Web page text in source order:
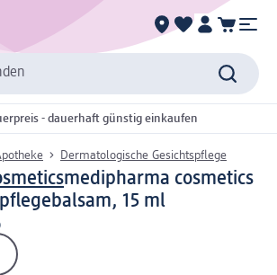
- dauerhaft günstig einkaufen
Dermatologische Gesichtspflege
medipharma cosmetics
15 ml